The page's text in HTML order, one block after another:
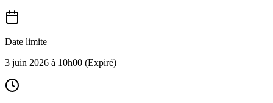
Date limite
3 juin 2026 à 10h00 (Expiré)